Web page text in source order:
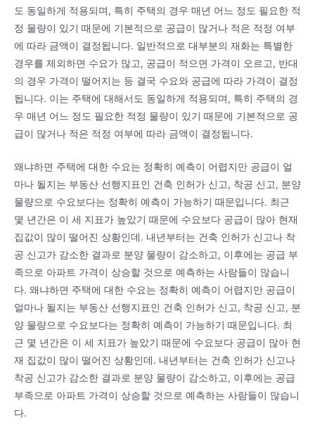
도 동일하게 적용되며, 특히 주택의 경우 매년 어느 정도 필요한 적
정 물량이 있기 때문에 기본적으로 공급이 많거나 적은 적정 여부
에 따라 금액이 결정됩니다. 일반적으로 대부분의 재화는 특별한
경우를 제외하면 수요가 많고, 공급이 적으면 가격이 오르고, 반대
의 경우 가격이 떨어지는 등 결국 수요와 공급에 따라 가격이 결정
됩니다. 이는 주택에 대해서도 동일하게 적용되며, 특히 주택의 경
우 매년 어느 정도 필요한 적정 물량이 있기 때문에 기본적으로 공
급이 많거나 적은 적정 여부에 따라 금액이 결정됩니다.
왜냐하면 주택에 대한 수요는 정확히 예측이 어렵지만 공급이 얼
마나 될지는 부동산 선행지표인 건축 인허가 신고, 착공 신고, 분양
물량으로 수요보다는 정확히 예측이 가능하기 때문입니다. 최근
몇 년간은 이 세 지표가 높았기 때문에 수요보다 공급이 많아 현재
집값이 많이 떨어진 상황인데. 내년부터는 건축 인허가 신고나 착
공 신고가 감소한 결과로 분양 물량이 감소하고, 이후에는 공급 부
족으로 아파트 가격이 상승할 것으로 예측하는 사람들이 많습니
다. 왜냐하면 주택에 대한 수요는 정확히 예측이 어렵지만 공급이
얼마나 될지는 부동산 선행지표인 건축 인허가 신고, 착공 신고, 분
양 물량으로 수요보다는 정확히 예측이 가능하기 때문입니다. 최
근 몇 년간은 이 세 지표가 높았기 때문에 수요보다 공급이 많아 현
재 집값이 많이 떨어진 상황인데. 내년부터는 건축 인허가 신고나
착공 신고가 감소한 결과로 분양 물량이 감소하고, 이후에는 공급
부족으로 아파트 가격이 상승할 것으로 예측하는 사람들이 많습니
다.